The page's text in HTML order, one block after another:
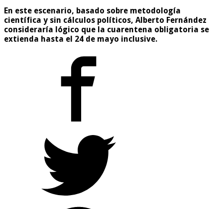
En este escenario, basado sobre metodología
científica y sin cálculos políticos, Alberto Fernández
consideraría lógico que la cuarentena obligatoria se
extienda hasta el 24 de mayo inclusive.